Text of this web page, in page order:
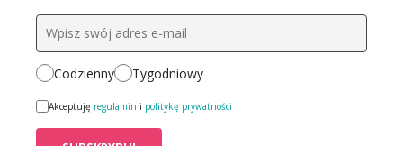
Codzienny Tygodniowy
Akceptuję regulamin i politykę prywatności